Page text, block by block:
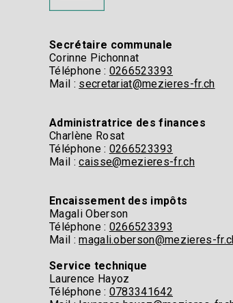
Secrétaire communale
Corinne Pichonnat​
Téléphone : 0266523393​
Mail : secretariat@mezieres-fr.ch
Administratrice des finances
Charlène Rosat
Téléphone : 0266523393
Mail :caisse@mezieres-fr.ch
Encaissement des impôts​
Magali Oberson
Téléphone : 0266523393​
Mail :magali.oberson@mezieres-
Service technique
Laurence Hayoz
Téléphone : 0783341642